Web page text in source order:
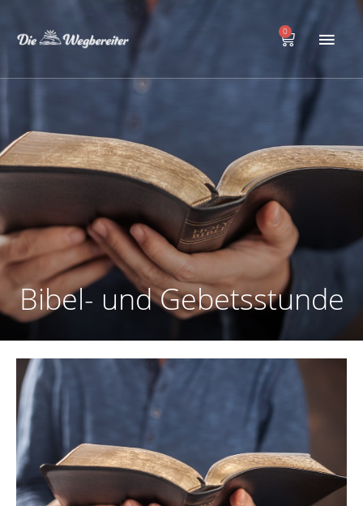
Inhalt
0
Warenkorb
Bibel- und Gebetsstunde